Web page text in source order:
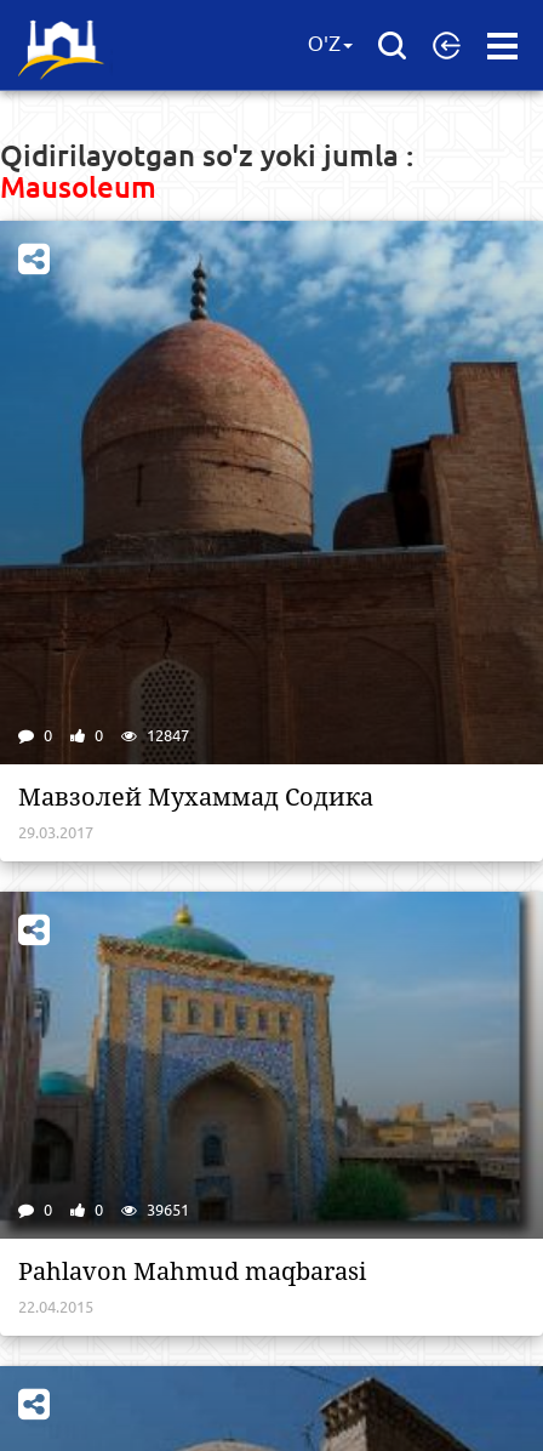
Open
O'Z
Qidirilayotgan so'z yoki jumla :
Mausoleum
0 0 12847
Мавзолей Мухаммад Содика
29.03.2017
0 0 39651
​Pahlavon Mahmud maqbarasi
22.04.2015